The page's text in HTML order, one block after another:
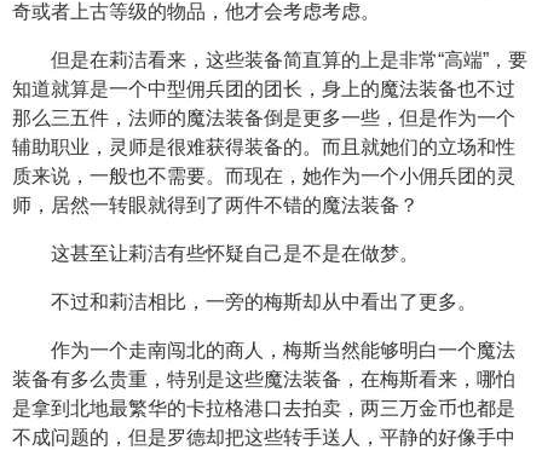
奇或者上古等级的物品，他才会考虑考虑。
但是在莉洁看来，这些装备简直算的上是非常“高端”，要
知道就算是一个中型佣兵团的团长，身上的魔法装备也不过
那么三五件，法师的魔法装备倒是更多一些，但是作为一个
辅助职业，灵师是很难获得装备的。而且就她们的立场和性
质来说，一般也不需要。而现在，她作为一个小佣兵团的灵
师，居然一转眼就得到了两件不错的魔法装备？
这甚至让莉洁有些怀疑自己是不是在做梦。
不过和莉洁相比，一旁的梅斯却从中看出了更多。
作为一个走南闯北的商人，梅斯当然能够明白一个魔法
装备有多么贵重，特别是这些魔法装备，在梅斯看来，哪怕
是拿到北地最繁华的卡拉格港口去拍卖，两三万金币也都是
不成问题的，但是罗德却把这些转手送人，平静的好像手中